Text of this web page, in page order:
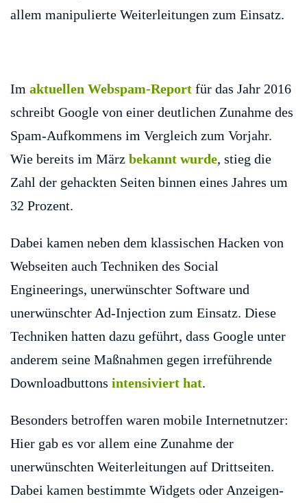
allem manipulierte Weiterleitungen zum Einsatz.
Im aktuellen Webspam-Report für das Jahr 2016
schreibt Google von einer deutlichen Zunahme des
Spam-Aufkommens im Vergleich zum Vorjahr.
Wie bereits im März bekannt wurde, stieg die
Zahl der gehackten Seiten binnen eines Jahres um
32 Prozent.
Dabei kamen neben dem klassischen Hacken von
Webseiten auch Techniken des Social
Engineerings, unerwünschter Software und
unerwünschter Ad-Injection zum Einsatz. Diese
Techniken hatten dazu geführt, dass Google unter
anderem seine Maßnahmen gegen irreführende
Downloadbuttons intensiviert hat.
Besonders betroffen waren mobile Internetnutzer:
Hier gab es vor allem eine Zunahme der
unerwünschten Weiterleitungen auf Drittseiten.
Dabei kamen bestimmte Widgets oder Anzeigen-